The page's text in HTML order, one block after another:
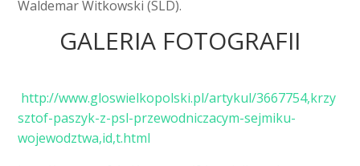
Waldemar Witkowski (SLD).
GALERIA FOTOGRAFII
http://www.gloswielkopolski.pl/artykul/3667754,krzy
sztof-paszyk-z-psl-przewodniczacym-sejmiku-
wojewodztwa,id,t.html